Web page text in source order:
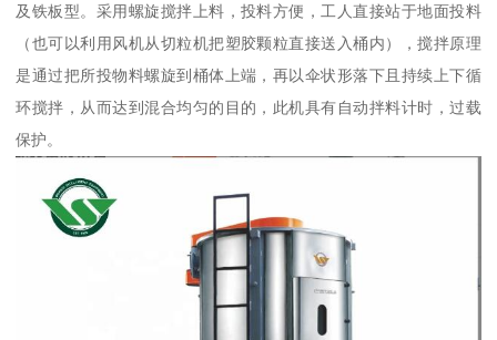
及铁板型。采用螺旋搅拌上料，投料方便，工人直接站于地面投料
（也可以利用风机从切粒机把塑胶颗粒直接送入桶内），搅拌原理
是通过把所投物料螺旋到桶体上端，再以伞状形落下且持续上下循
环搅拌，从而达到混合均匀的目的，此机具有自动拌料计时，过载
保护。